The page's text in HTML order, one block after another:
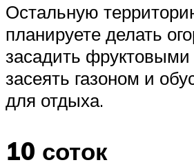
Остальную
планируете делать
засадить
засеять газоном и
для отдыха.
10 соток